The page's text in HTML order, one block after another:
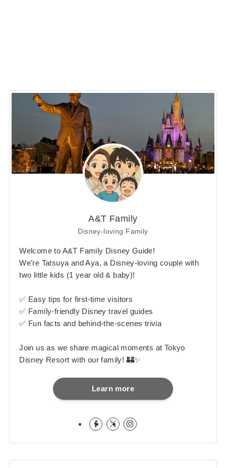
A&T Family
Disney-loving Family
Welcome to A&T Family Disney Guide!
We’re Tatsuya and Aya, a Disney-loving couple with
two little kids (1 year old & baby)!
✅ Easy tips for first-time visitors
✅ Family-friendly Disney travel guides
✅ Fun facts and behind-the-scenes trivia
Join us as we share magical moments at Tokyo
Disney Resort with our family! 🏰✨
Learn more